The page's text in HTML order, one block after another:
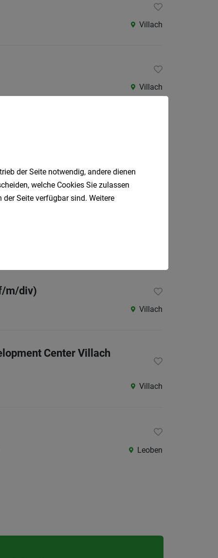
Villach
Villach
m/div)
Villach
Center Villach
Villach
Leoben
der Seite notwendig, andere dienen
welche Cookies Sie zulassen
Seite verfügbar sind. Weitere